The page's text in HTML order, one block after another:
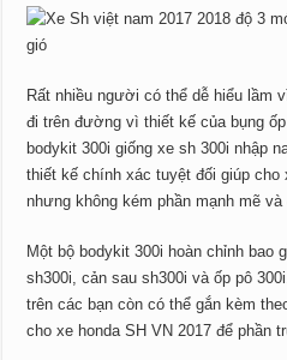
Rất nhiều người có thể dễ hiểu lầm
đi trên đường vì thiết kế của bụng
bodykit 300i giống xe sh 300i nhập
thiết kế chính xác tuyệt đối giúp
nhưng không kém phần mạnh mẽ và
Một bộ bodykit 300i hoàn chỉnh bao
sh300i, cản sau sh300i và ốp pô
trên các bạn còn có thể gắn kèm
cho xe honda SH VN 2017 để phần